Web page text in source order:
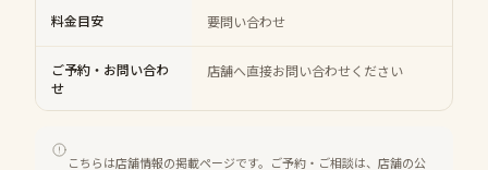
料金目安 要問い合わせ
ご予約・お問い合わ
せ
店舗へ直接お問い合わせください
こちらは店舗情報の掲載ページです。ご予約・ご相談は、店舗の公